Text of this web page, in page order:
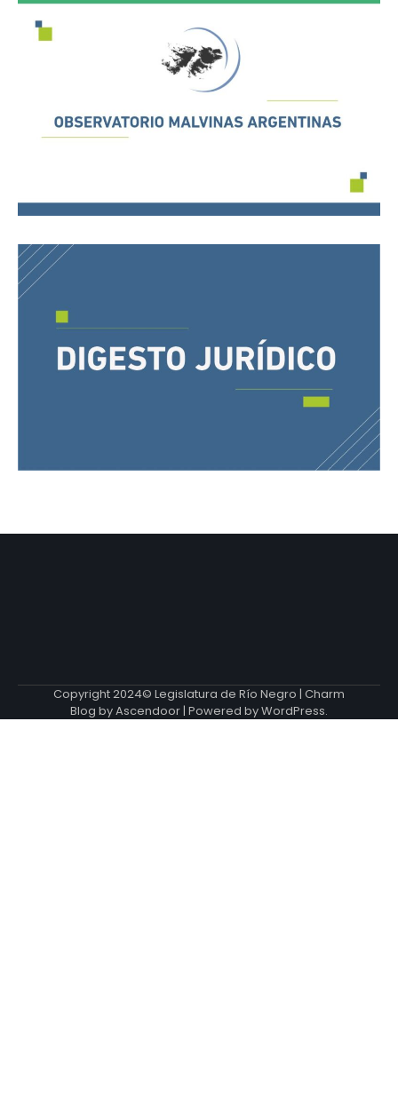
Copyright 2024© Legislatura de Río Negro | Charm
Blog byAscendoor| Powered byWordPress.